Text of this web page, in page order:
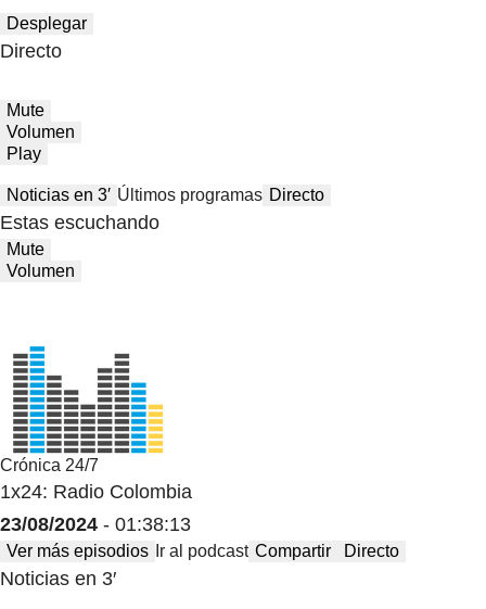
Desplegar
Directo
Mute
Volumen
Play
Noticias en 3′ Últimos programas Directo
Estas escuchando
Mute
Volumen
Crónica 24/7
1x24: Radio Colombia
23/08/2024 - 01:38:13
Ver más episodios Ir al podcast Compartir Directo
Noticias en 3′